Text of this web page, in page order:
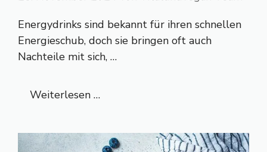
Energydrinks sind bekannt für ihren schnellen
Energieschub, doch sie bringen oft auch
Nachteile mit sich, …
Weiterlesen …